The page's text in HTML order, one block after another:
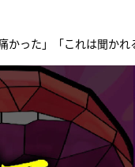
った」「これは聞かれ